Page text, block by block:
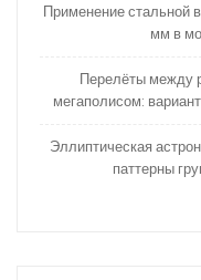
Применение стальной
мм в
Перелёты между
мегаполисом:
Эллиптическая
паттерны